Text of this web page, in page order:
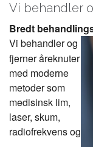
HVA ER
BESTILL TIME
OM OSS
KONTAKT
Vi behandler
Bredt
Vi behandler og
fjerner åreknuter
med moderne
metoder som
medisinsk lim,
laser, skum,
radiofrekvens og